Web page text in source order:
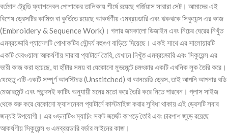
বর্তমান ট্রেন্ডি ফ্যাশনেবল পোশাকের তালিকায় শীর্ষে রয়েছে গর্জিয়াস সারারা সেট। আমাদের এই
বিশেষ ড্রেসটির কামিজ বা কুর্তিতে রয়েছে আকর্ষণীয় এমব্রয়ডারি এবং ঝকঝকে সিকুয়েন্স এর কাজ
(Embroidery & Sequence Work)। গলার জমকালো ডিজাইন এবং নিচের ঘেরের নিখুঁত
এমব্রয়ডারি প্যানেলটি পোশাকটির সৌন্দর্য বহুগুণ বাড়িয়ে দিয়েছে। একই সাথে এর সালোয়ারটি
একটি ঘেরওয়ালা আকর্ষণীয় সারারা প্যাটার্নে তৈরি, যেখানে নিখুঁত এমব্রয়ডারি এবং সিকুয়েন্স এর
ভারী কাজ করা হয়েছে, যা হাঁটার সময় বা যেকোনো মুভমেন্টে চমৎকার একটি এথনিক লুক তৈরি করে।
যেহেতু এটি একটি সম্পূর্ণ আনস্টিচড (Unstitched) বা আনরেডি ড্রেস, তাই আপনি আপনার বডি
মেজারমেন্ট এবং পছন্দসই কাটিং অনুযায়ী মনের মতো করে তৈরি করে নিতে পারবেন। প্লাস সাইজ
থেকে শুরু করে যেকোনো ফ্যাশনেবল প্যাটার্নে কাস্টমাইজ করার সুবিধা থাকায় এই ড্রেসটি সবার
জন্যই উপযোগী। এর ওড়নাটিও ম্যাচিং সফট জর্জেট কাপড়ে তৈরি এবং চারপাশ জুড়ে রয়েছে
আকর্ষণীয় সিকুয়েন্স ও এমব্রয়ডারি বর্ডার লাইনের কাজ।